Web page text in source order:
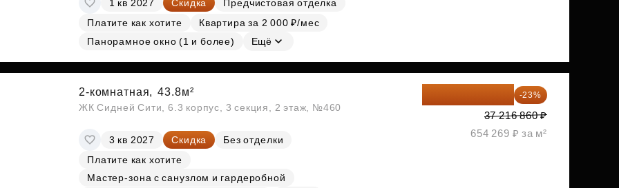
Субсидии
1 кв 2027 Скидка
Предчистовая отделка
Платите как хотите
Квартира за 2 000 ₽/мес
Панорамное окно (1 и более)
Ещё
2-комнатная, 43.8м²
ЖК Сидней Сити, 6.3 корпус, 3 секция, 2 этаж, №460
3 кв 2027 Скидка
Без отделки
Платите как хотите
Мастер-зона с санузлом и гардеробной
-23%
37 216 860 ₽
654 269 ₽ за м²